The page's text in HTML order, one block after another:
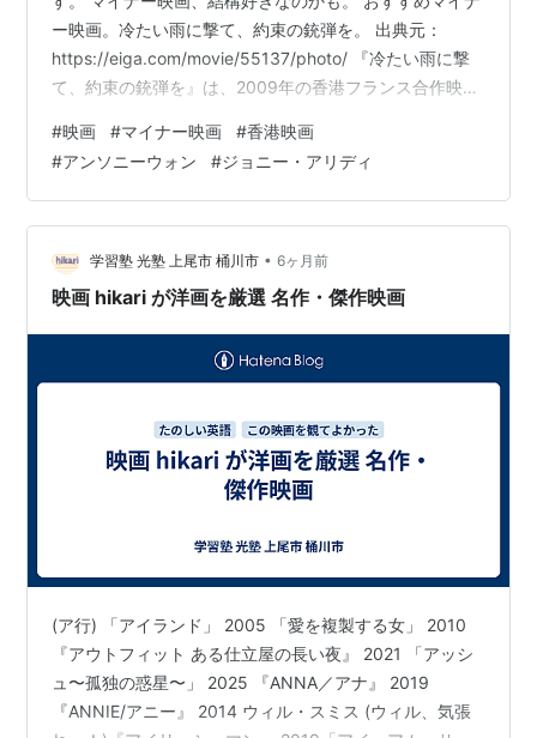
ー映画。冷たい雨に撃て、約束の銃弾を。 出典元：
https://eiga.com/movie/55137/photo/ 『冷たい雨に撃
て、約束の銃弾を』は、2009年の香港フランス合作映
も、もっと重い感じのニュアンスの復讐、復仇、といっ
た感じですかね。 好みの分かれる映画だと思いますが、
私はこの映画、好きです。渋い。 予告編＆あらすじ
www.youtube.com その日、マカオには激しい雨が降っ
ていた。 キッチンで料理をし、夫と…
#映画 #マイナー映画 #香港映画
#アンソニーウォン #ジョニー・アリディ
学習塾 光塾 上尾市 桶川市 • 6ヶ月前
映画 hikari が洋画を厳選 名作・傑作映画
(ア行) 「アイランド」 2005 「愛を複製する女」 2010
『アウトフィット ある仕立屋の長い夜』 2021 「アッシ
ュ〜孤独の惑星〜」 2025 『ANNA／アナ』 2019
『ANNIE/アニー』 2014 ウィル・スミス (ウィル、気張